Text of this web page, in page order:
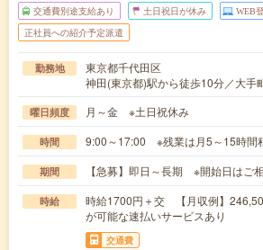
交通費別途支給あり 土日祝日が休み WEB
正社員への紹介予定派遣
勤務地
東京都千代田区
神田(東京都)駅から徒歩10分／大手
曜日頻度 月～金 ※土日祝休み
時間 9:00～17:00 ※残業は月5～15時間
期間 【急募】即日～長期 ※開始日はご
時給
時給1700円＋交 【月収例】
が可能な速払いサービスあり
交通費